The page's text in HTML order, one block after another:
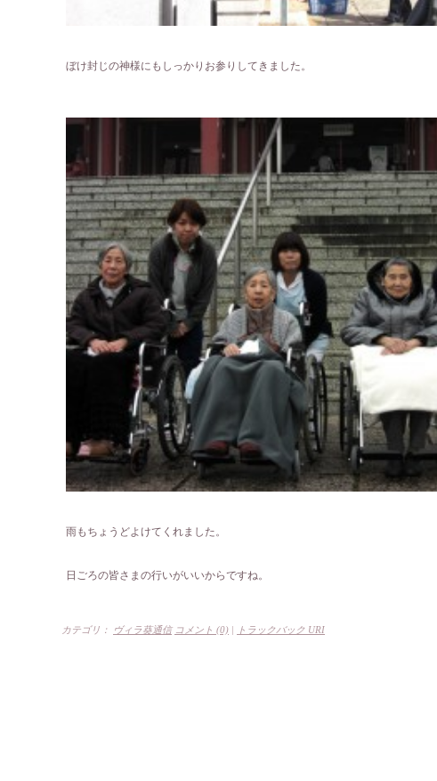
ぼけ封じの神様にもしっかりお参りしてきました。
雨もちょうどよけてくれました。
日ごろの皆さまの行いがいいからですね。
カテゴリ： ヴィラ葵通信 コメント (0) トラックバック URI